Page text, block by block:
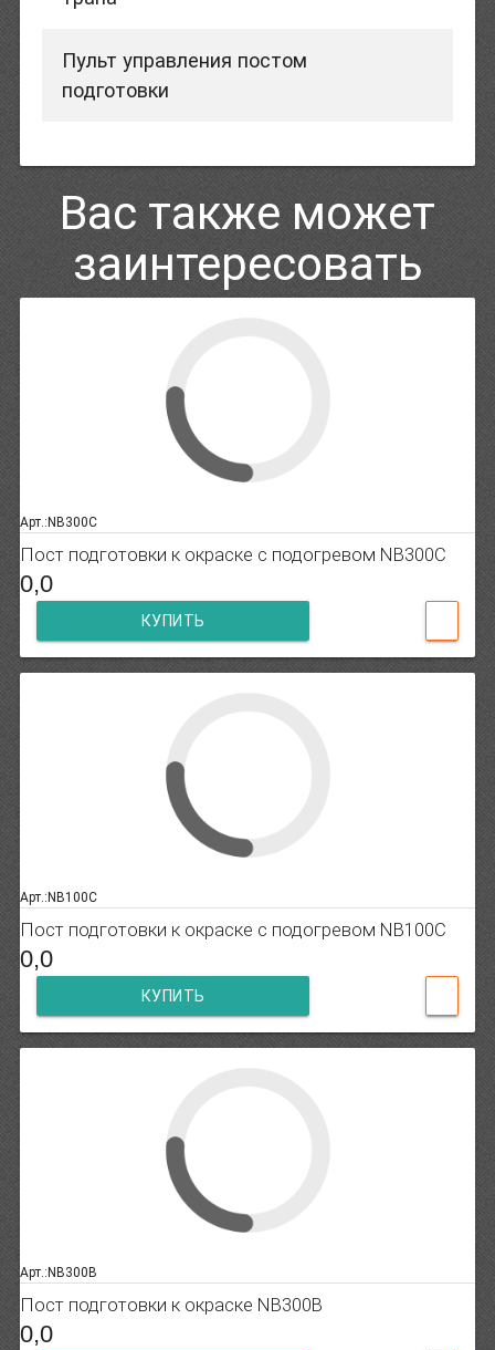
Пульт управления постом
подготовки
Вас также может
заинтересовать
Арт.:NB300C
Пост подготовки к окраске с подогревом NB300C
0,0
КУПИТЬ
Арт.:NB100C
Пост подготовки к окраске с подогревом NB100C
0,0
КУПИТЬ
Арт.:NB300B
Пост подготовки к окраске NB300B
0,0